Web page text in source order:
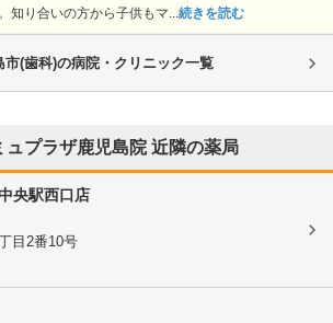
知り合いの方から子供もマ... 続きを読む
市(歯科)の病院・クリニック一覧
ュプラザ鹿児島院近隣の薬局
央駅西口店
目2番10号